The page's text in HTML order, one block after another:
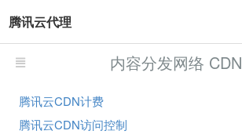
腾讯云代理
内容分发网络 CDN
腾讯云CDN计费
腾讯云CDN访问控制